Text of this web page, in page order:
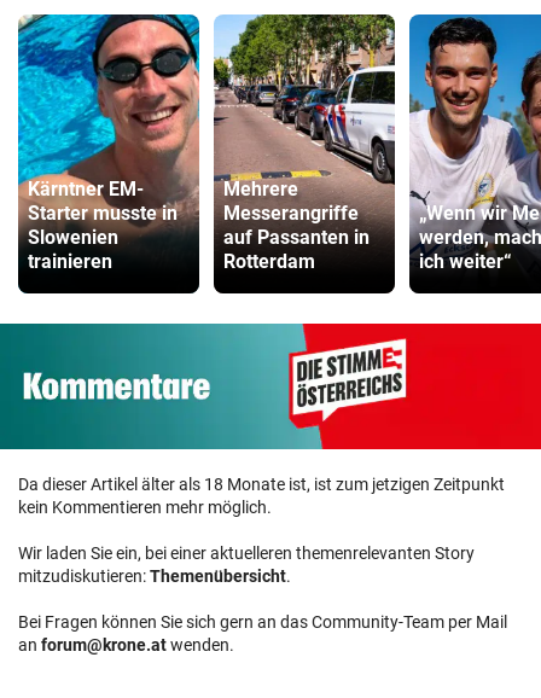
Kärntner EM-
Starter musste in
Slowenien
trainieren
Mehrere
Messerangriffe
auf Passanten in
Rotterdam
„Wenn wir
werden,
ich weiter“
Da dieser Artikel älter als 18 Monate ist, ist zum jetzigen Zeitpunkt
kein Kommentieren mehr möglich.
Wir laden Sie ein, bei einer aktuelleren themenrelevanten Story
mitzudiskutieren:Themenübersicht.
Bei Fragen können Sie sich gern an das Community-Team per Mail
an forum@krone.atwenden.